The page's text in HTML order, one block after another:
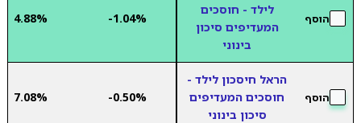
הוסף
לילד - חוסכים
המעדיפים סיכון
בינוני
-1.04%
4.88%
הוסף
הראל חיסכון לילד -
חוסכים המעדיפים
סיכון בינוני
-0.50%
7.08%